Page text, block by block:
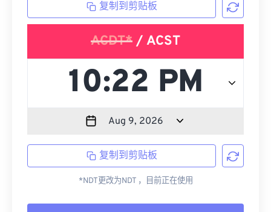
复制到剪贴板
ACDT* / ACST
复制到剪贴板
*NDT更改为NDT ，目前正在使用